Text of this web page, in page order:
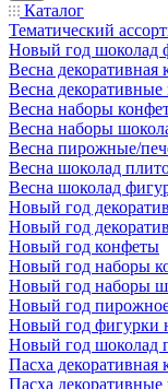
Каталог
Тематический
Новый год шоколад
Весна декоративная
Весна
Весна наборы
Весна наборы
Весна пирожные/
Весна шоколад
Весна шоколад
Новый год
Новый год
Новый год конфеты
Новый год наборы
Новый год наборы
Новый год
Новый год фигурки
Новый год шоколад
Пасха декоративная
Пасха